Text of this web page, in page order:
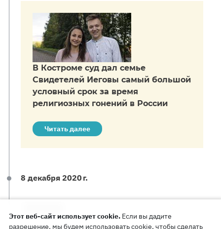
В Костроме суд дал семье
Свидетелей Иеговы самый большой
условный срок за время
религиозных гонений в России
Читать далее
8 декабря 2020 г.
Этот веб-сайт использует cookie. Если вы дадите
разрешение, мы будем использовать cookie, чтобы сделать